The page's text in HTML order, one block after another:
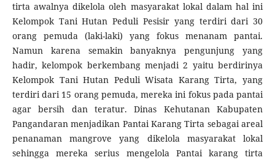
tirta awalnya dikelola oleh masyarakat lokal dalam hal ini
Kelompok Tani Hutan Peduli Pesisir yang terdiri dari 30
orang pemuda (laki-laki) yang fokus menanam pantai.
Namun karena semakin banyaknya pengunjung yang
hadir, kelompok berkembang menjadi 2 yaitu berdirinya
Kelompok Tani Hutan Peduli Wisata Karang Tirta, yang
terdiri dari 15 orang pemuda, mereka ini fokus pada pantai
agar bersih dan teratur. Dinas Kehutanan Kabupaten
Pangandaran menjadikan Pantai Karang Tirta sebagai areal
penanaman mangrove yang dikelola masyarakat lokal
sehingga mereka serius mengelola Pantai karang tirta